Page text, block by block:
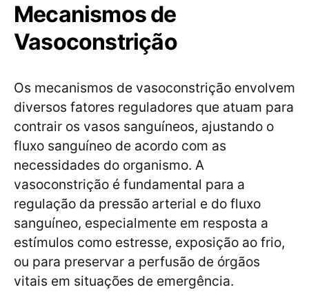
Mecanismos de
Vasoconstrição
Os mecanismos de vasoconstrição envolvem
diversos fatores reguladores que atuam para
contrair os vasos sanguíneos, ajustando o
fluxo sanguíneo de acordo com as
necessidades do organismo. A
vasoconstrição é fundamental para a
regulação da pressão arterial e do fluxo
sanguíneo, especialmente em resposta a
estímulos como estresse, exposição ao frio,
ou para preservar a perfusão de órgãos
vitais em situações de emergência.